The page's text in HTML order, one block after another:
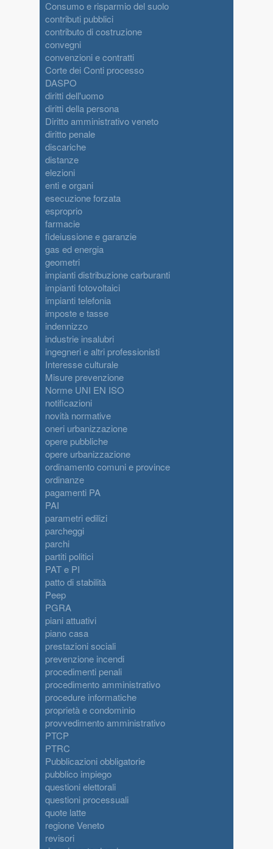
Consumo e risparmio del suolo
contributi pubblici
contributo di costruzione
convegni
convenzioni e contratti
Corte dei Conti processo
DASPO
diritti dell'uomo
diritti della persona
Diritto amministrativo veneto
diritto penale
discariche
distanze
elezioni
enti e organi
esecuzione forzata
esproprio
farmacie
fideiussione e garanzie
gas ed energia
geometri
impianti distribuzione carburanti
impianti fotovoltaici
impianti telefonia
imposte e tasse
indennizzo
industrie insalubri
ingegneri e altri professionisti
Interesse culturale
Misure prevenzione
Norme UNI EN ISO
notificazioni
novità normative
oneri urbanizzazione
opere pubbliche
opere urbanizzazione
ordinamento comuni e province
ordinanze
pagamenti PA
PAI
parametri edilizi
parcheggi
parchi
partiti politici
PAT e PI
patto di stabilità
Peep
PGRA
piani attuativi
piano casa
prestazioni sociali
prevenzione incendi
procedimenti penali
procedimento amministrativo
procedure informatiche
proprietà e condominio
provvedimento amministrativo
PTCP
PTRC
Pubblicazioni obbligatorie
pubblico impiego
questioni elettorali
questioni processuali
quote latte
regione Veneto
revisori